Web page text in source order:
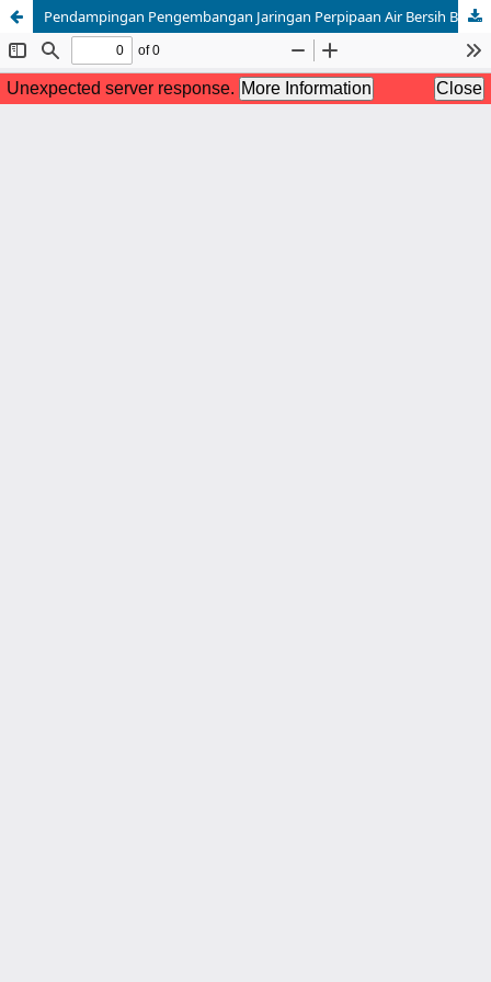
Pendampingan Pengembangan Jaringan Perpipaan Air Bersih Berbasis Masyarakat pada Wilayah Karst di Desa Mangeloreng, Kabupaten Maros